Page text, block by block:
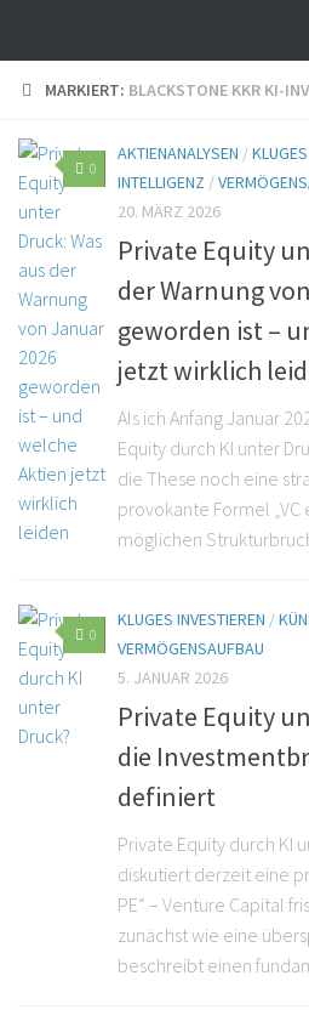
MARKIERT: BLACKSTONE KKR KI-
0
AKTIENANALYSEN /
INTELLIGENZ /
20. MÄRZ 2026
Private Equity
der Warnung
geworden ist –
jetzt wirklich
Als ich Anfang Januar
Equity durch KI unter
die These noch eine
provokante Formel „VC
möglichen
0
KLUGES INVESTIEREN /
VERMÖGENSAUFBAU
5. JANUAR 2026
Private Equity
die
definiert
Private Equity durch KI
diskutiert derzeit eine
PE“ – Venture Capital
zunächst wie eine
beschreibt einen